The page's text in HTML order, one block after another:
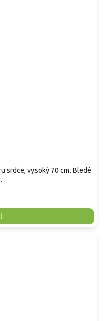
srdce, vysoký 70 cm. Bledé